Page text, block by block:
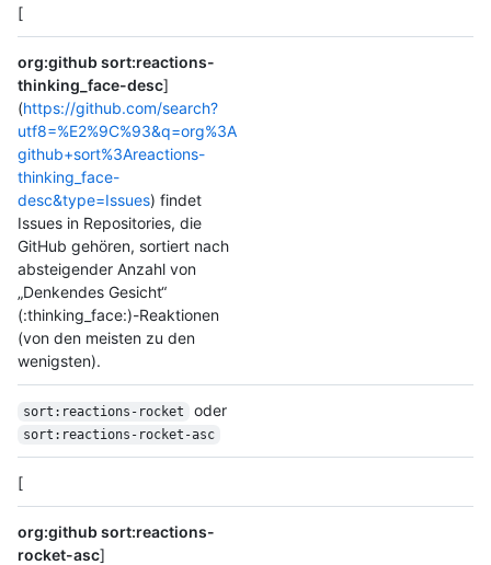
[
org:github sort:reactions-
thinking_face-desc]
(https://github.com/search?
utf8=%E2%9C%93&q=org%3A
github+sort%3Areactions-
thinking_face-
desc&type=Issues) findet
Issues in Repositories, die
GitHub gehören, sortiert nach
absteigender Anzahl von
„Denkendes Gesicht“
(:thinking_face:)-Reaktionen
(von den meisten zu den
wenigsten).
sort:reactions-rocket oder
sort:reactions-rocket-asc
[
org:github sort:reactions-
rocket-asc]